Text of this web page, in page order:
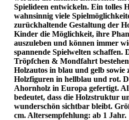
Spielideen entwickeln. Ein tolles
wahnsinnig viele
zurückhaltende Gestaltung der
Kinder die Möglichkeit, ihre
auszuleben und können immer
spannende Spielwelten schaffen.
Tröpfchen & Mondfahrt
Holzautos in blau und gelb sowie
Holzfiguren in hellblau und rot.
Ahornholz in Europa gefertigt.
bedeutet, dass die Holzstruktur
wunderschön sichtbar bleibt.
cm. Altersempfehlung: ab 1 Jahr.